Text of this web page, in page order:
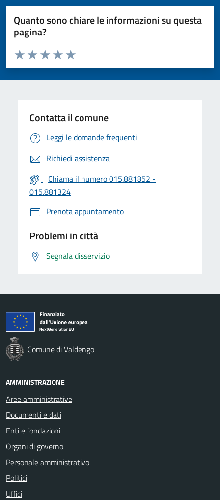
Quanto sono chiare le informazioni su questa
pagina?
Valuta da 1 a 5 stelle la pagina
Valuta 5 stelle su 5
Valuta 4 stelle su 5
Valuta 3 stelle su 5
Valuta 2 stelle su 5
Valuta 1 stelle su 5
Contatta il comune
Leggi le domande frequenti
Richiedi assistenza
Chiama il numero 015.881852 -
015.881324
Prenota appuntamento
Problemi in città
Segnala disservizio
Comune di Valdengo
AMMINISTRAZIONE
Aree amministrative
Documenti e dati
Enti e fondazioni
Organi di governo
Personale amministrativo
Politici
Uffici